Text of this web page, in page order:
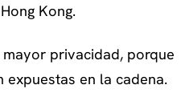
Kong.
privacidad, porque
en la cadena.